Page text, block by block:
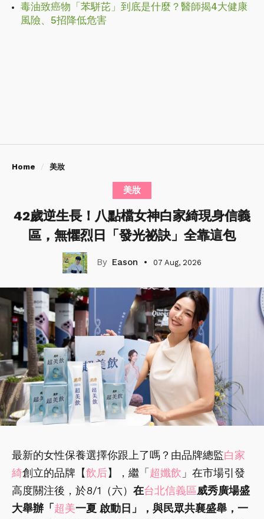
毒油致癌物「苯駢芘」到底是什麼？醫師揭4大健康
風險、5招降低危害
Home 美妝
美妝
42歲逆生長！八點檔女神白家綺現身信義
區，無懼烈日「發光祕訣」全靠這包
Eason 07 Aug, 2026
最新的女性保養選擇你跟上了嗎？由品牌總監白家
綺創立的品牌【飲后】，繼「 超孅飲 」在市場引發
高度關注後，於8/1（六） 在台北信義區威秀廣場盛
大舉辦「 超美一夏 啟動日」，與民眾共襄盛舉，一